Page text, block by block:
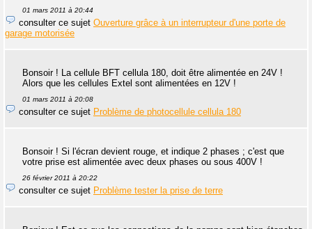
01 mars 2011 à 20:44
consulter ce sujet Ouverture grâce à un interrupteur d'une porte de
garage motorisée
Bonsoir ! La cellule BFT cellula 180, doit être alimentée en 24V !
Alors que les cellules Extel sont alimentées en 12V !
01 mars 2011 à 20:08
consulter ce sujet Problème de photocellule cellula 180
Bonsoir ! Si l'écran devient rouge, et indique 2 phases ; c'est que
votre prise est alimentée avec deux phases ou sous 400V !
26 février 2011 à 20:22
consulter ce sujet Problème tester la prise de terre